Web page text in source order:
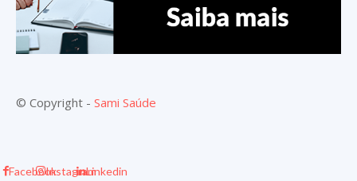
© Copyright - Sami Saúde
FacebookInstagramLinkedin